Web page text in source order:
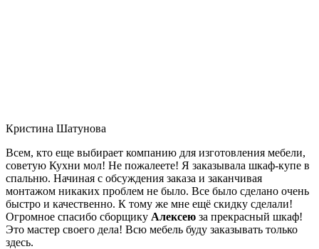
Кристина Шатунова
Всем, кто еще выбирает компанию для изготовления мебели,
советую Кухни мол! Не пожалеете! Я заказывала шкаф-купе в
спальню. Начиная с обсуждения заказа и заканчивая
монтажом никаких проблем не было. Все было сделано очень
быстро и качественно. К тому же мне ещё скидку сделали!
Огромное спасибо сборщику Алексею за прекрасный шкаф!
Это мастер своего дела! Всю мебель буду заказывать только
здесь.